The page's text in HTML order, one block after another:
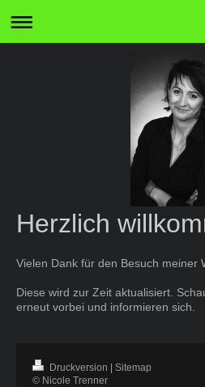
Herzlich
Vielen Dank für den Besuch meiner
Diese wird zur Zeit aktualisiert.
erneut vorbei und informieren sich.
Druckversion
Sitemap
© Nicole Trenner